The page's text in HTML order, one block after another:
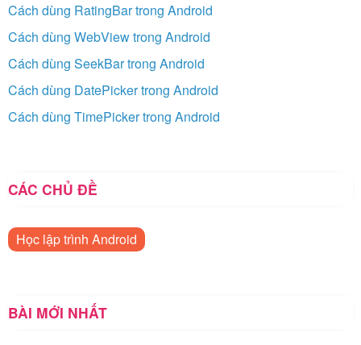
Cách dùng RatingBar trong Android
Cách dùng WebView trong Android
Cách dùng SeekBar trong Android
Cách dùng DatePicker trong Android
Cách dùng TimePicker trong Android
CÁC CHỦ ĐỀ
Học lập trình Android
BÀI MỚI NHẤT